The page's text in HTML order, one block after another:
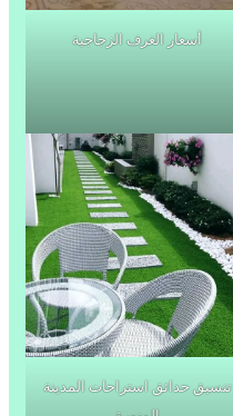
أسعار الغرف الزجاجية
تنسيق حدائق استراحات المدينة